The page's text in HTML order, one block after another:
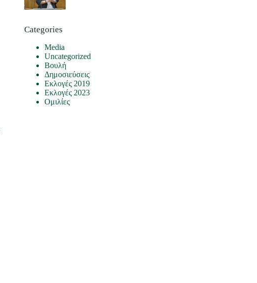
Categories
Media
Uncategorized
Βουλή
Δημοσιεύσεις
Εκλογές 2019
Εκλογές 2023
Ομιλίες